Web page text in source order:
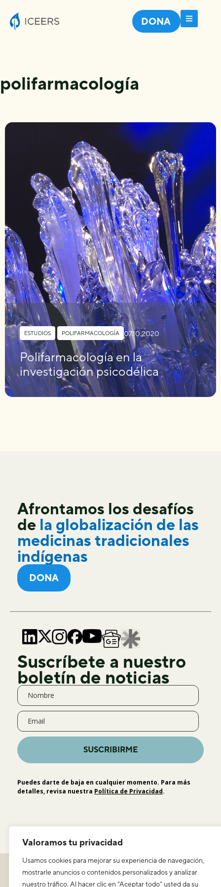
Valoramos tu privacidad
Usamos cookies para mejorar su experiencia de navegación,
mostrarle anuncios o contenidos personalizados y analizar
nuestro tráfico. Al hacer clic en “Aceptar todo” usted da su
DONA
polifarmacología
ESTUDIOS POLIFARMACOLOGÍA 07.10.2020
Polifarmacología en la
investigación psicodélica
Afrontamos los desafíos
de la globalización de las
medicinas tradicionales
indígenas
DONA
Suscríbete a nuestro
boletín de noticias
SUSCRIBIRME
Puedes darte de baja en cualquier momento. Para más
detalles, revisa nuestra Política de Privacidad.
Política de privacidad
Aviso legal y condiciones de uso